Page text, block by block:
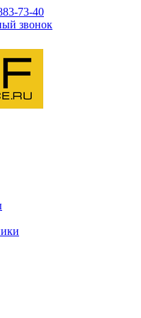
73-40
звонок